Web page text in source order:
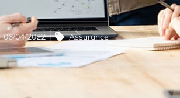
06/04/2022 Assurance